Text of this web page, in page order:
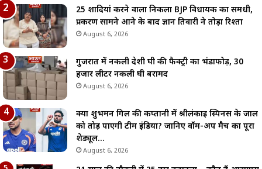
25 शादियां करने वाला निकला BJP विधायक का समधी,
प्रकरण सामने आने के बाद ज्ञान तिवारी ने तोड़ा रिश्ता
August 6, 2026
गुजरात में नकली देशी घी की फैक्ट्री का भंडाफोड़, 30
हजार लीटर नकली घी बरामद
August 6, 2026
क्या शुभमन गिल की कप्तानी में श्रीलंकाई स्पिनर्स के जाल
को तोड़ पाएगी टीम इंडिया? जानिए वॉर्म-अप मैच का पूरा
शेड्यूल…
August 6, 2026